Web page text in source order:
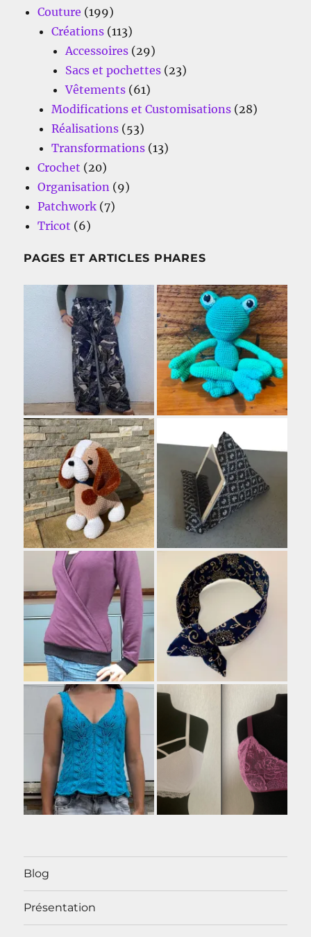
Couture (199)
Créations (113)
Accessoires (29)
Sacs et pochettes (23)
Vêtements (61)
Modifications et Customisations (28)
Réalisations (53)
Transformations (13)
Crochet (20)
Organisation (9)
Patchwork (7)
Tricot (6)
PAGES ET ARTICLES PHARES
Blog
Présentation